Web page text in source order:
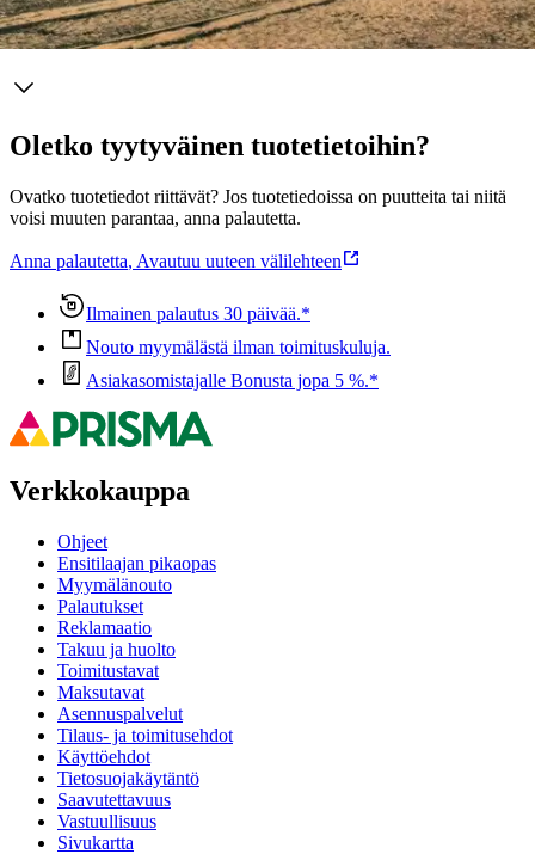
Ominaisuudet
Oletko tyytyväinen tuotetietoihin?
Ovatko tuotetiedot riittävät? Jos tuotetiedoissa on puutteita tai niitä
voisi muuten parantaa, anna palautetta.
Anna palautetta, Avautuu uuteen välilehteen
Ilmainen palautus 30 päivää.*
Nouto myymälästä ilman toimituskuluja.
Asiakasomistajalle Bonusta jopa 5 %.*
Verkkokauppa
Ohjeet
Ensitilaajan pikaopas
Myymälänouto
Palautukset
Reklamaatio
Takuu ja huolto
Toimitustavat
Maksutavat
Asennuspalvelut
Tilaus- ja toimitusehdot
Käyttöehdot
Tietosuojakäytäntö
Saavutettavuus
Vastuullisuus
Sivukartta